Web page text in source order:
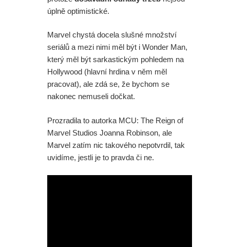
úplně optimistické.
Marvel chystá docela slušné množství
seriálů a mezi nimi měl být i Wonder Man,
který měl být sarkastickým pohledem na
Hollywood (hlavní hrdina v něm měl
pracovat), ale zdá se, že bychom se
nakonec nemuseli dočkat.
Prozradila to autorka MCU: The Reign of
Marvel Studios Joanna Robinson, ale
Marvel zatím nic takového nepotvrdil, tak
uvidíme, jestli je to pravda či ne.